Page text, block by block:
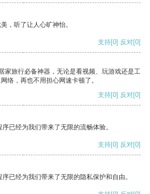
，听了让人心旷神怡。
支持[0] 反对[0]
家旅行必备神器，无论是看视频、玩游戏还是工
络，再也不用担心网速卡顿了。
支持[0] 反对[0]
已经为我们带来了无限的流畅体验。
支持[0] 反对[0]
已经为我们带来了无限的隐私保护和自由。